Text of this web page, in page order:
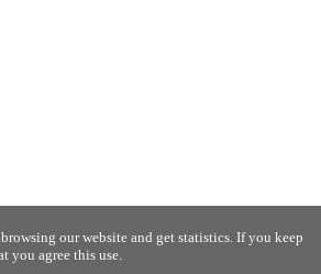
our website and get statistics. If you keep
you agree this use.